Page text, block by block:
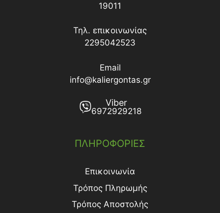
19011
Τηλ. επικοινωνίας
2295042523
Email
info@kaliergontas.gr
Viber
6972929218
ΠΛΗΡΟΦΟΡΙΕΣ
Επικοινωνία
Τρόπος Πληρωμής
Τρόπος Aποστολής